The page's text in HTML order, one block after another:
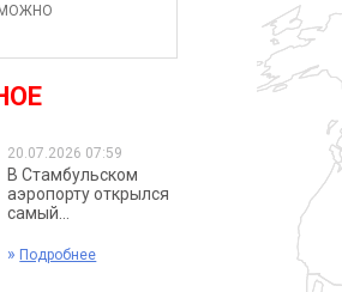
МОЖНО
20.07.2026 07:59
В Стамбульском
аэропорту открылся
самый...
» Подробнее